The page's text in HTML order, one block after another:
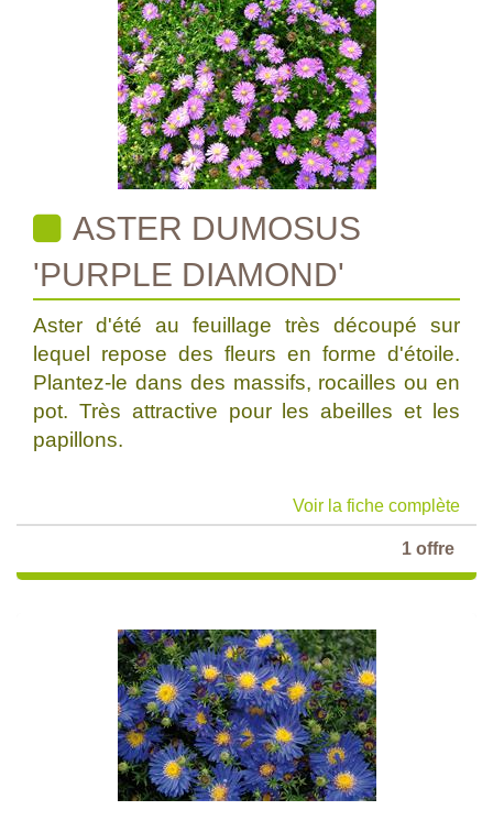
ASTER DUMOSUS
'PURPLE DIAMOND'
Aster d'été au feuillage très découpé sur
lequel repose des fleurs en forme d'étoile.
Plantez-le dans des massifs, rocailles ou en
pot. Très attractive pour les abeilles et les
papillons.
Voir la fiche complète
1 offre